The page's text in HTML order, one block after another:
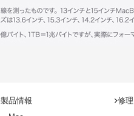
製品情報
修